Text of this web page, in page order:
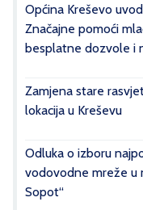
Općina Kreševo
Značajne pomoći
besplatne dozvole i
Zamjena stare
lokacija u Kreševu
Odluka o izboru
vodovodne mreže u
Sopot“